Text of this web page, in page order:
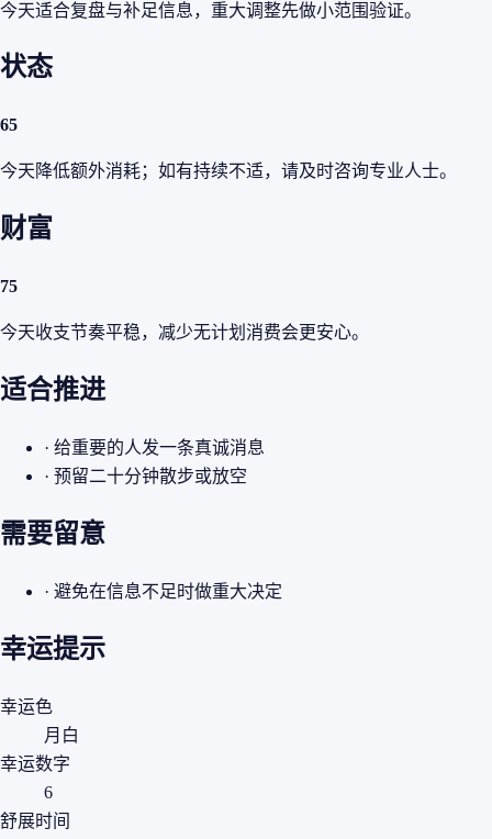
今天适合复盘与补足信息，重大调整先做小范围验证。
状态
65
今天降低额外消耗；如有持续不适，请及时咨询专业人士。
财富
75
今天收支节奏平稳，减少无计划消费会更安心。
适合推进
· 给重要的人发一条真诚消息
· 预留二十分钟散步或放空
需要留意
· 避免在信息不足时做重大决定
幸运提示
幸运色
月白
幸运数字
6
舒展时间